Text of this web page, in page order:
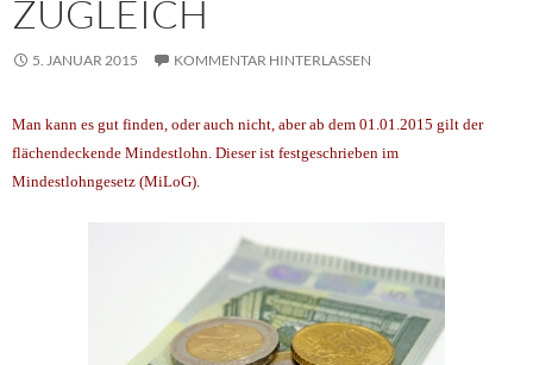
ZUGLEICH
5. JANUAR 2015 KOMMENTAR HINTERLASSEN
Man kann es gut finden, oderauch nicht, aber ab dem 01.01.2015 gilt der
flächendeckende Mindestlohn. Dieser ist festgeschrieben im
Mindestlohngesetz (MiLoG).